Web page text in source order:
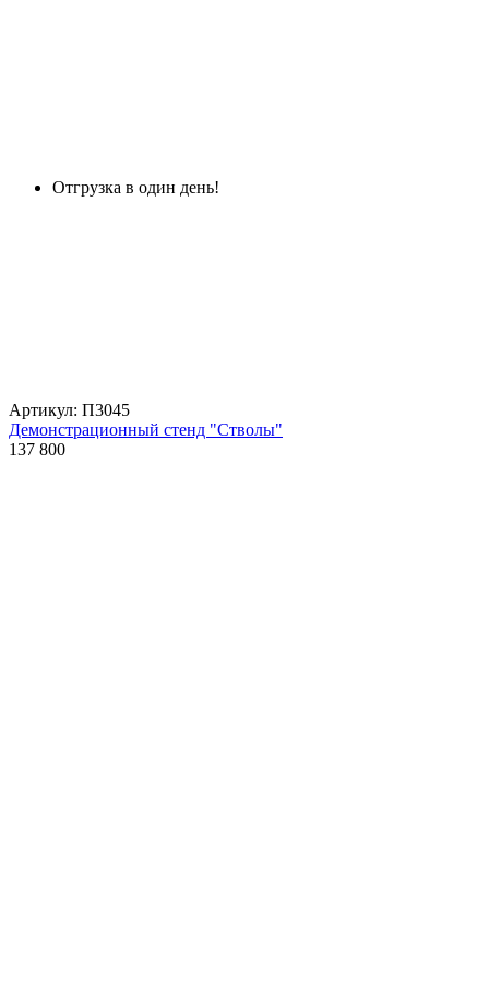
Отгрузка в один день!
Артикул: П3045
Демонстрационный стенд "Стволы"
137 800